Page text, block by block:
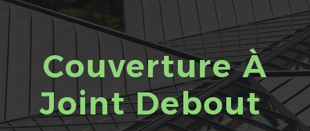
Couverture À
Joint Debout